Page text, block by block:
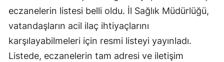
eczanelerin listesi belli oldu. İl Sağlık Müdürlüğü,
vatandaşların acil ilaç ihtiyaçlarını
karşılayabilmeleri için resmi listeyi yayınladı.
Listede, eczanelerin tam adresi ve iletişim